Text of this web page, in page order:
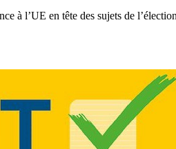
à l’UE en tête des sujets de